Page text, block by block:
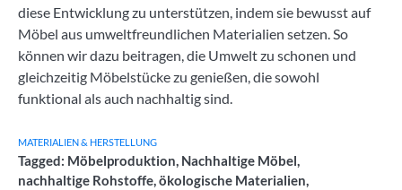
diese Entwicklung zu unterstützen, indem sie bewusst auf
Möbel aus umweltfreundlichen Materialien setzen. So
können wir dazu beitragen, die Umwelt zu schonen und
gleichzeitig Möbelstücke zu genießen, die sowohl
funktional als auch nachhaltig sind.
MATERIALIEN & HERSTELLUNG
Tagged: Möbelproduktion, Nachhaltige Möbel,
nachhaltige Rohstoffe,ökologische Materialien,